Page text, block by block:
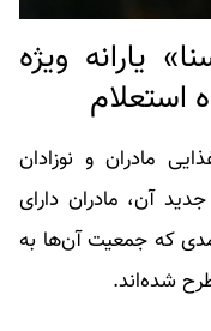
یارانه ویژه
استعلام
مادران و نوزادان
آن، مادران دارای
که جمعیت آن‌ها به
شده‌اند.